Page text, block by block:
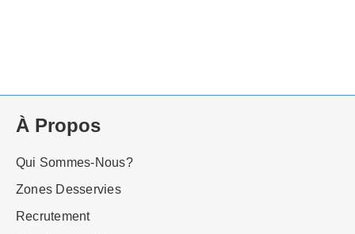
À Propos
Qui Sommes-Nous?
Zones Desservies
Recrutement